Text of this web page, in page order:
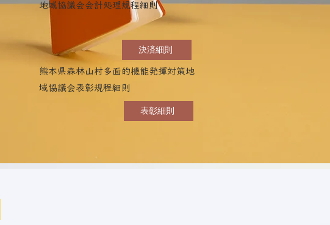
地域協議会会計処理規程細則
​熊本県森林山村多面的機能発揮対策地
域協議会表彰規程細則
決済細則
表彰細則